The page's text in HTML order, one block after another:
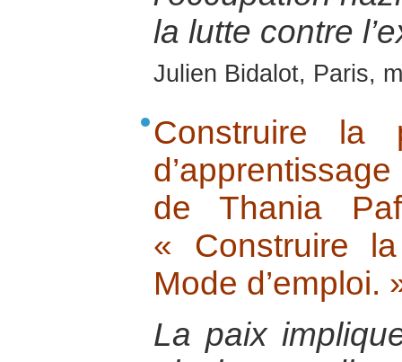
la lutte contre
Julien Bidalot, Paris,
Construire la
de Thania
« Construire
Mode d’emploi.
La paix